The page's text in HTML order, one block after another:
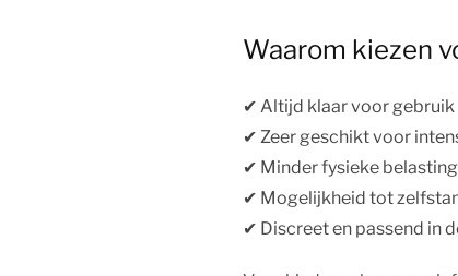
Waarom kiezen
✔︎ Altijd klaar voor
✔︎ Zeer geschikt voor
✔︎ Minder fysieke
✔︎ Mogelijkheid tot
✔︎ Discreet en passend in